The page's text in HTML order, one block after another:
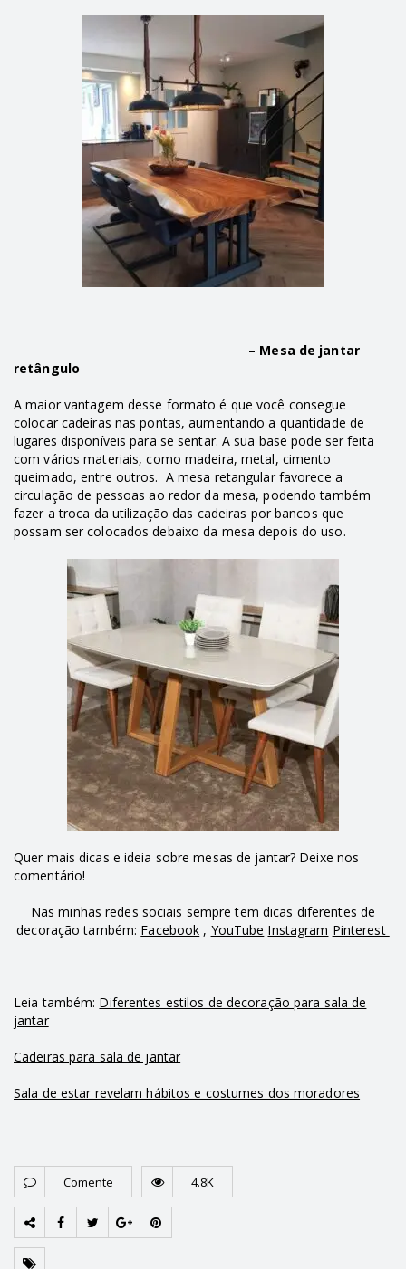
– Mesa de jantar
retângulo
A maior vantagem desse formato é que você consegue
colocar cadeiras nas pontas, aumentando a quantidade de
lugares disponíveis para se sentar. A sua base pode ser feita
com vários materiais, como madeira, metal, cimento
queimado, entre outros. A mesa retangular favorece a
circulação de pessoas ao redor da mesa, podendo também
fazer a troca da utilização das cadeiras por bancos que
possam ser colocados debaixo da mesa depois do uso.
Quer mais dicas e ideia sobre mesas de jantar? Deixe nos
comentário!
Nas minhas redes sociais sempre tem dicas diferentes de
decoração também: Facebook , YouTube Instagram Pinterest
Leia também: Diferentes estilos de decoração para sala de
jantar
Cadeiras para sala de jantar
Sala de estar revelam hábitos e costumes dos moradores
Comente 4.8K